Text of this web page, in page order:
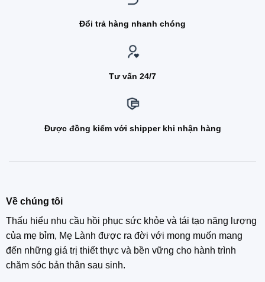
Đổi trả hàng nhanh chóng
Tư vấn 24/7
Được đồng kiểm với shipper khi nhận hàng
Về chúng tôi
Thấu hiểu nhu cầu hồi phục sức khỏe và tái tạo năng lượng
của mẹ bỉm, Mẹ Lành được ra đời với mong muốn mang
đến những giá trị thiết thực và bền vững cho hành trình
chăm sóc bản thân sau sinh.